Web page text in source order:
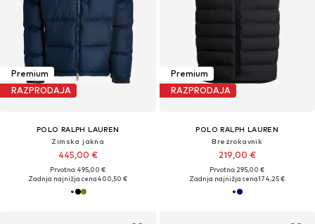
Premium
RAZPRODAJA
POLO RALPH LAUREN
Zimska jakna
445,00 €
Prvotno: 495,00 €
Zadnja najnižja cena400,50 €
Premium
RAZPRODAJA
POLO RALPH LAUREN
Brezrokavnik
219,00 €
Prvotno: 295,00 €
Zadnja najnižja cena174,25 €